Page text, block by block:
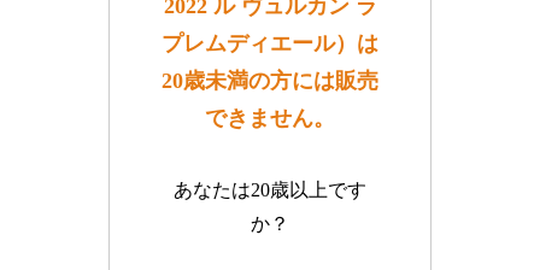
2022 ル ヴュルカン ラ
プレムディエール）は
20歳未満の方には販売
できません。
あなたは20歳以上です
か？